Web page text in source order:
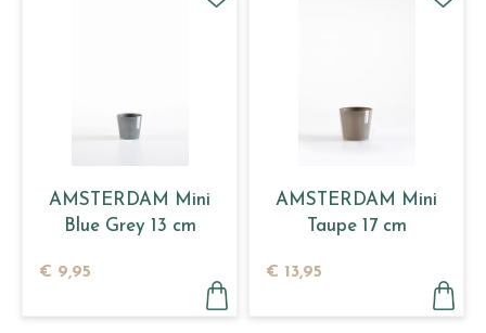
AMSTERDAM Mini
Blue Grey 13 cm
€ 9,95
AMSTERDAM Mini
Taupe 17 cm
€ 13,95